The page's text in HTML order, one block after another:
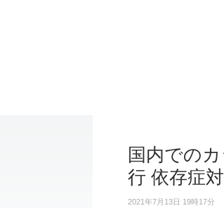
国内での
行 依存症
2021年7月13日 19時17分